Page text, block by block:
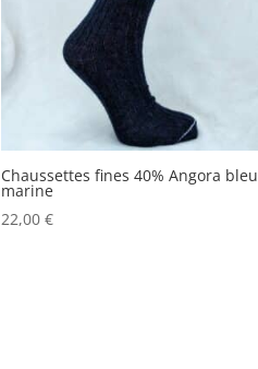
Chaussettes fines 40% Angora bleu
marine
22,00€